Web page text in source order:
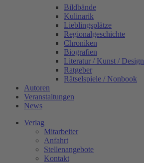
Bildbände
Kulinarik
Lieblingsplätze
Regionalgeschichte
Chroniken
Biografien
Literatur / Kunst / Design
Ratgeber
Rätselspiele / Nonbook
Autoren
Veranstaltungen
News
Verlag
Mitarbeiter
Anfahrt
Stellenangebote
Kontakt